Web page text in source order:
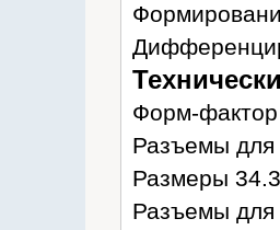
Форм-
Разъемы для
Размеры
Разъемы для